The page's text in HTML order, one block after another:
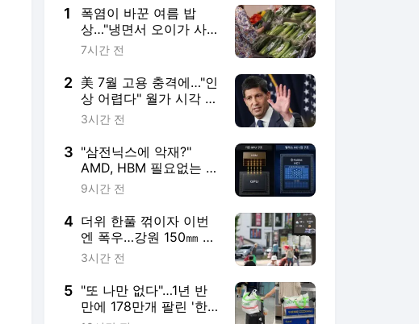
1
폭염이 바꾼 여름 밥
상…"냉면서 오이가 사
라졌다"
7시간 전
2 美 7월 고용 충격에…"인
상 어렵다" 월가 시각 급
선회(종합)
3시간 전
3 "삼전닉스에 악재?"
AMD, HBM 필요없는 AI
칩 품었다
9시간 전
4 더위 한풀 꺾이자 이번
엔 폭우…강원 150㎜ 물
폭탄
3시간 전
5 "또 나만 없다"…1년 반
만에 178만개 팔린 '한